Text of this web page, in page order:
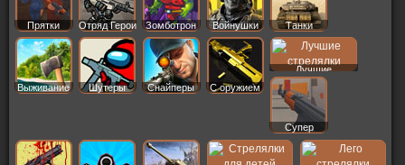
Прятки Отряд Герои Зомботрон Войнушки Танки
Выживание Шутеры Снайперы С оружием
Лучшие
Супер